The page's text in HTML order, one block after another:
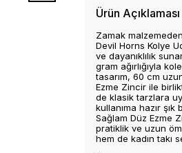
Ürün Açıklaması
Zamak
Devil Horns Kolye
ve dayanıklılık
gram ağırlığıyla
tasarım, 60 cm
Ezme Zincir ile
de klasik tarzlara
kullanıma hazır
Sağlam Düz Ezme
pratiklik ve uzun
hem de kadın takı